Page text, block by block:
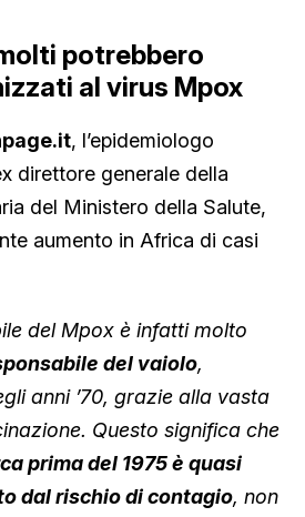
potrebbero
al virus Mpox
, l’epidemiologo
direttore generale della
del Ministero della Salute,
aumento in Africa di casi
del Mpox è infatti molto
del vaiolo,
anni ’70, grazie alla vasta
Questo significa che
prima del 1975 è quasi
dal rischio di contagio, non